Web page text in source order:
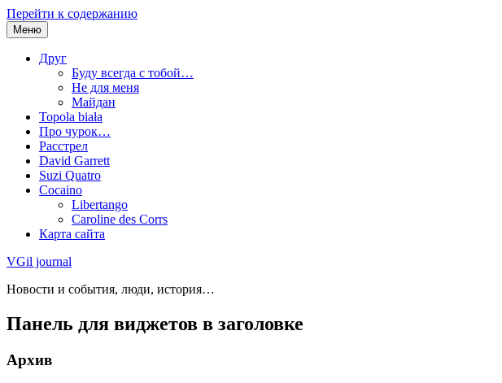
Перейти к содержанию
Меню
Друг
Буду всегда с тобой…
Не для меня
Майдан
Topola biała
Про чурок…
Расстрел
David Garrett
Suzi Quatro
Cocaino
Libertango
Caroline des Corrs
Карта сайта
VGil journal
Новости и события, люди, история…
Панель для виджетов в заголовке
Архив